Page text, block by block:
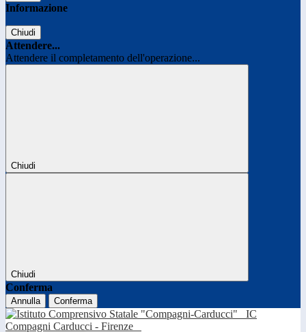
Informazione
Chiudi
Attendere...
Attendere il completamento dell'operazione...
Chiudi
Chiudi
Conferma
Annulla Conferma
IC
Compagni Carducci - Firenze